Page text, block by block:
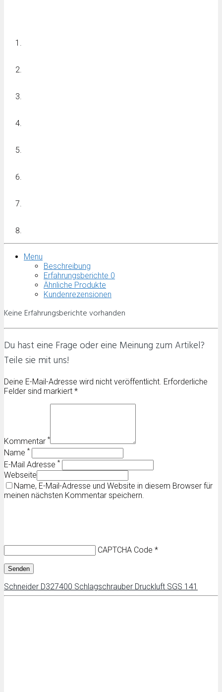
Menu
Beschreibung
Erfahrungsberichte 0
Ähnliche Produkte
Kundenrezensionen
Keine Erfahrungsberichte vorhanden
Du hast eine Frage oder eine Meinung zum Artikel?
Teile sie mit uns!
Deine E-Mail-Adresse wird nicht veröffentlicht. Erforderliche
Felder sind markiert *
Kommentar *
Name *
E-Mail Adresse *
Webseite
Name, E-Mail-Adresse und Website in diesem Browser für
meinen nächsten Kommentar speichern.
CAPTCHA Code *
Schneider D327400 Schlagschrauber Druckluft SGS 141